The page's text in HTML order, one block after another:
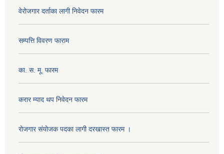
वेरोजगार दर्ताका लागी निवेदन फारम
सम्पत्ति विवरण फाराम
का. स. मू. फारम
करार म्याद थप निवेदन फारम
रोजगार संयोजक पदका लागी दरखास्त फारम ।